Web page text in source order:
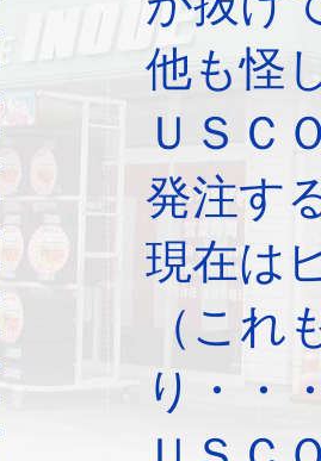
他も怪
ＵＳＣ
発注す
現在は
（これ
り・・